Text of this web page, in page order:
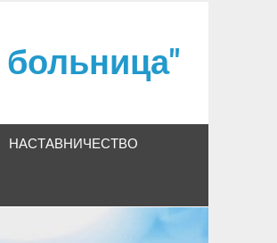
НАСТАВНИЧЕСТВО